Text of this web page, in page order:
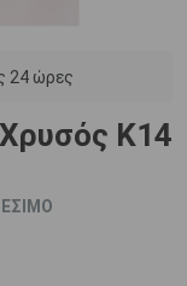
24 ώρες
Κ14